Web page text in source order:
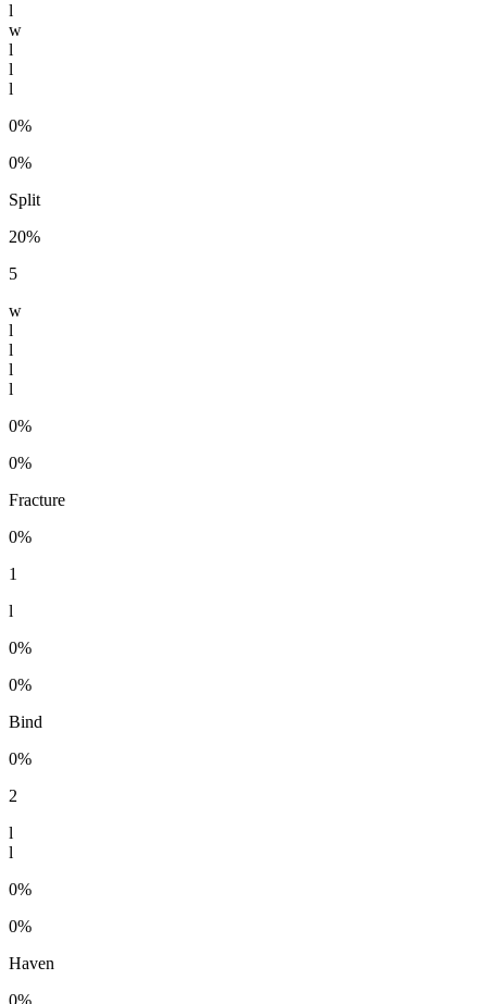
l
w
l
l
l
0%
0%
Split
20%
5
w
l
l
l
l
0%
0%
Fracture
0%
1
l
0%
0%
Bind
0%
2
l
l
0%
0%
Haven